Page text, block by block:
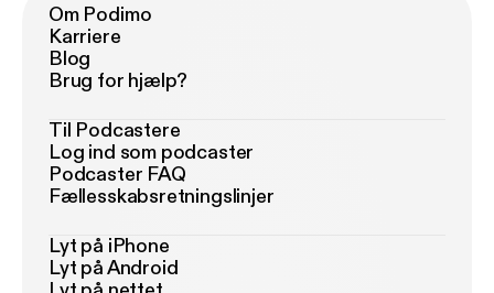
Om Podimo
Karriere
Blog
Brug for hjælp?
Til Podcastere
Log ind som podcaster
Podcaster FAQ
Fællesskabsretningslinjer
Lyt på iPhone
Lyt på Android